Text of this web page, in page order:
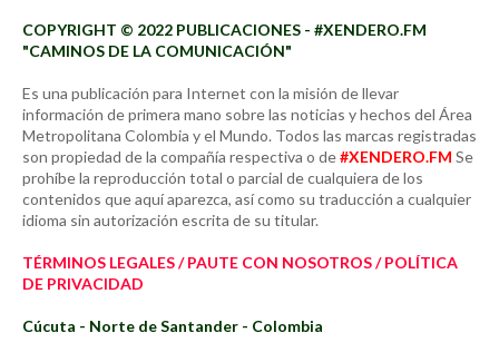
COPYRIGHT © 2022 PUBLICACIONES - #XENDERO.FM
"CAMINOS DE LA COMUNICACIÓN"
Es una publicación para Internet con la misión de llevar
información de primera mano sobre las noticias y hechos del Área
Metropolitana Colombia y el Mundo. Todos las marcas registradas
son propiedad de la compañía respectiva o de#XENDERO.FM Se
prohíbe la reproducción total o parcial de cualquiera de los
contenidos que aquí aparezca, así como su traducción a cualquier
idioma sin autorización escrita de su titular.
TÉRMINOS LEGALES / PAUTE CON NOSOTROS / POLÍTICA
DE PRIVACIDAD
Cúcuta - Norte de Santander - Colombia